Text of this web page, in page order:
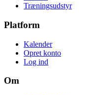
Træningsudstyr
Platform
Kalender
Opret konto
Log ind
Om